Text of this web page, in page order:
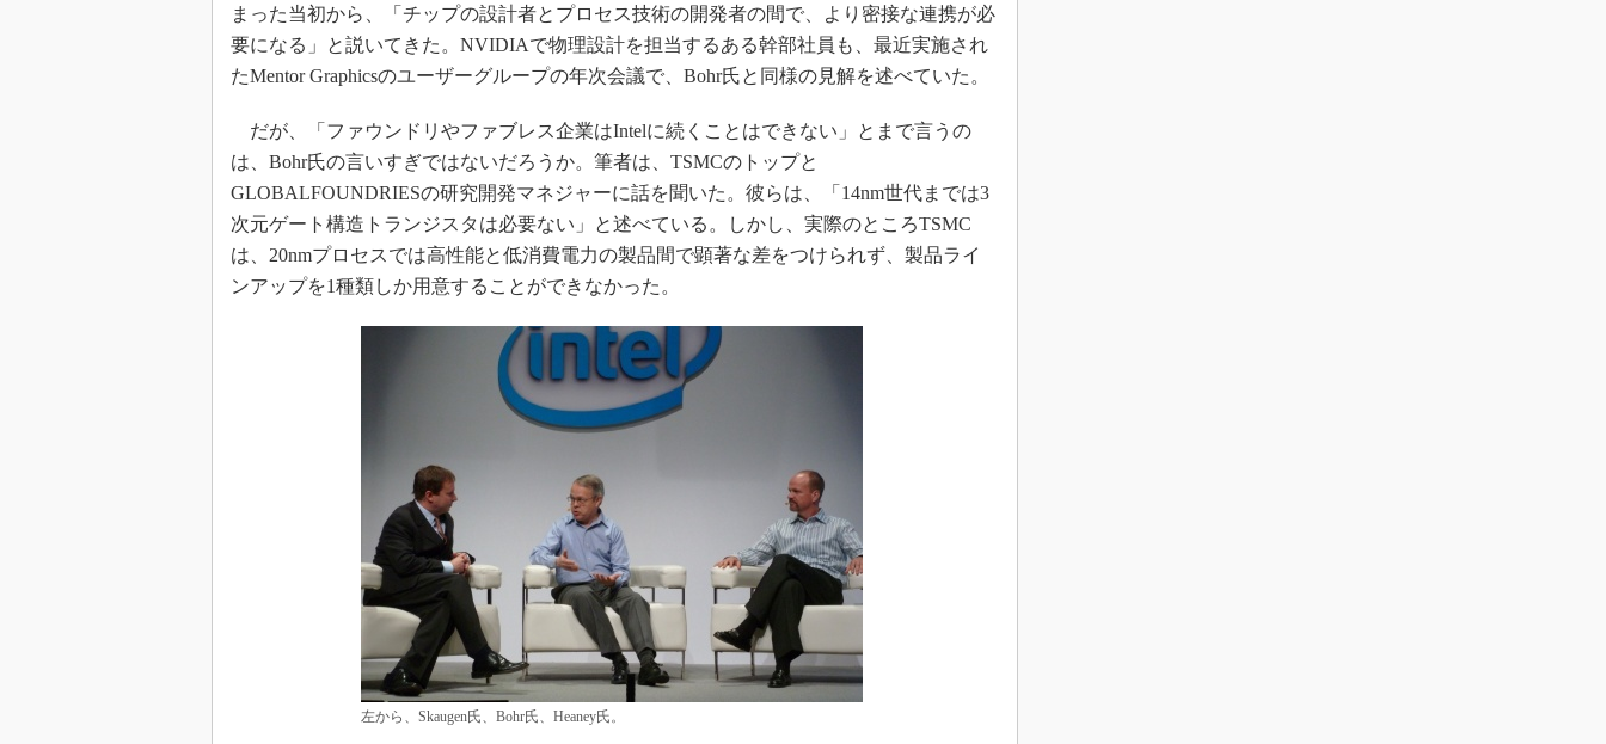
まった当初から、「チップの設計者とプロセス技術の開発者の間で、より密接な連携が必
要になる」と説いてきた。NVIDIAで物理設計を担当するある幹部社員も、最近実施され
たMentor Graphicsのユーザーグループの年次会議で、Bohr氏と同様の見解を述べていた。
だが、「ファウンドリやファブレス企業はIntelに続くことはできない」とまで言うの
は、Bohr氏の言いすぎではないだろうか。筆者は、TSMCのトップと
GLOBALFOUNDRIESの研究開発マネジャーに話を聞いた。彼らは、「14nm世代までは3
次元ゲート構造トランジスタは必要ない」と述べている。しかし、実際のところTSMC
は、20nmプロセスでは高性能と低消費電力の製品間で顕著な差をつけられず、製品ライ
ンアップを1種類しか用意することができなかった。
左から、Skaugen氏、Bohr氏、Heaney氏。